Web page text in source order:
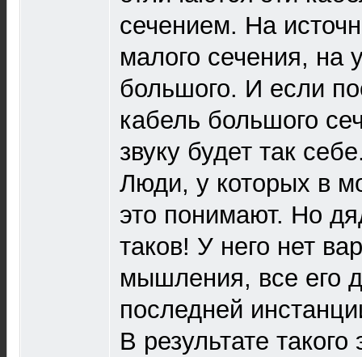
сечением. На
малого сечения, на
большого. И если
кабель большого
звуку будет так
Люди, у которых в
это понимают. Но
таков! У него нет
мышления, все его
последней
В результате